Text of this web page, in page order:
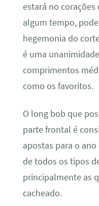
estará no corações
algum tempo,
hegemonia do
é uma
comprimentos
como os favoritos.
O long bob que
parte frontal é
apostas para o
de todos os tipos
principalmente as
cacheado.